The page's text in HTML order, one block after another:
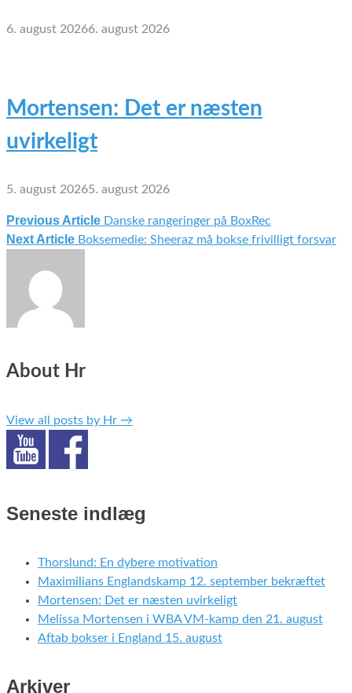
6. august 20266. august 2026
Mortensen: Det er næsten
uvirkeligt
5. august 20265. august 2026
Indlægsnavigation
Previous Article Danske rangeringer på BoxRec
Next Article Boksemedie: Sheeraz må bokse frivilligt forsvar
About Hr
View all posts by Hr →
Seneste indlæg
Thorslund: En dybere motivation
Maximilians Englandskamp 12. september bekræftet
Mortensen: Det er næsten uvirkeligt
Melissa Mortensen i WBA VM-kamp den 21. august
Aftab bokser i England 15. august
Arkiver